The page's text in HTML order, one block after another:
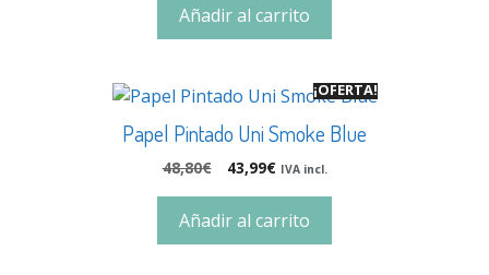
Añadir al carrito
¡OFERTA!
Papel Pintado Uni Smoke Blue
48,80€ 43,99€ IVA incl.
Añadir al carrito